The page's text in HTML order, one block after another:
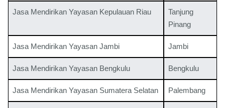
Jasa Mendirikan Yayasan Kepulauan Riau
Tanjung
Pinang
Jasa Mendirikan Yayasan Jambi Jambi
Jasa Mendirikan Yayasan Bengkulu Bengkulu
Jasa Mendirikan Yayasan Sumatera Selatan Palembang